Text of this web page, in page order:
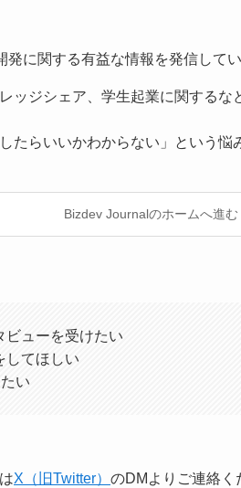
に関する有益な情報を発信してい
ッジシェア、学生起業に関する
たらいいかわからない」という
Bizdev Journalのホームへ進む
ビューを受けたい
してほしい
い
X（旧Twitter） のDMよりご連絡く